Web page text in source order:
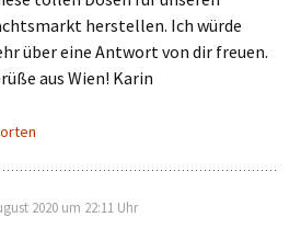
herstellen. Ich würde
über eine Antwort von dir freuen.
aus Wien! Karin
2020 um 22:11 Uhr